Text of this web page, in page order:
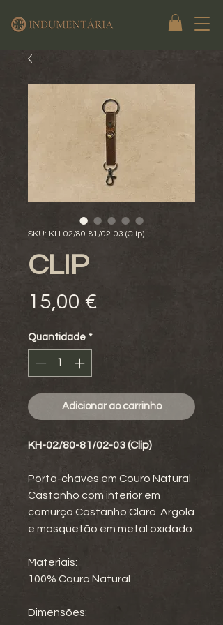
SKU: KH-02/80-81/02-03 (Clip)
CLIP
15,00 €
Quantidade *
Adicionar ao carrinho
KH-02/80-81/02-03 (Clip)
Porta-chaves em Couro Natural
Castanho com interior em
camurça Castanho Claro. Argola
e mosquetão em metal oxidado.
Materiais:
100% Couro Natural
Dimensões: